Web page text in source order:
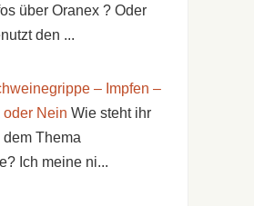
über Oranex ? Oder
den ...
– Impfen –
oder Nein Wie steht ihr
dem Thema
Ich meine ni...